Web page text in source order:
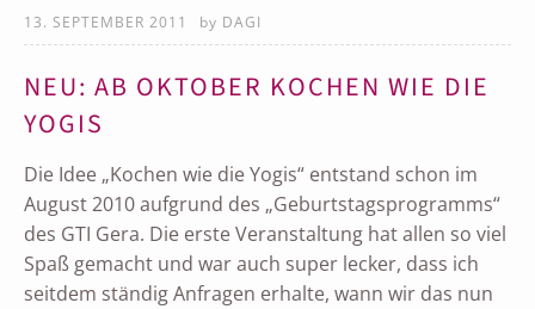
13. SEPTEMBER 2011 by DAGI
NEU: AB OKTOBER KOCHEN WIE DIE
YOGIS
Die Idee „Kochen wie die Yogis“ entstand schon im
August 2010 aufgrund des „Geburtstagsprogramms“
des GTI Gera. Die erste Veranstaltung hat allen so viel
Spaß gemacht und war auch super lecker, dass ich
seitdem ständig Anfragen erhalte, wann wir das nun